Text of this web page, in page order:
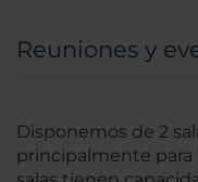
Reuniones y
Disponemos de 2
principalmente para